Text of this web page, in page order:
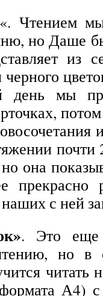
Чтением
но Даше
из
мы
она
прекрасно
наших с ней
. Это еще
но в
читать
А4)